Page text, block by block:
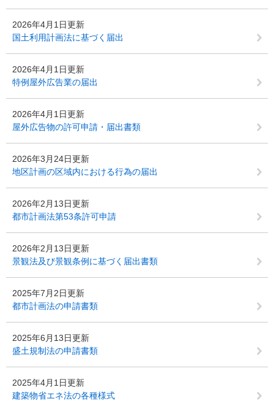
2026年4月1日更新
国土利用計画法に基づく届出
2026年4月1日更新
特例屋外広告業の届出
2026年4月1日更新
屋外広告物の許可申請・届出書類
2026年3月24日更新
地区計画の区域内における行為の届出
2026年2月13日更新
都市計画法第53条許可申請
2026年2月13日更新
景観法及び景観条例に基づく届出書類
2025年7月2日更新
都市計画法の申請書類
2025年6月13日更新
盛土規制法の申請書類
2025年4月1日更新
建築物省エネ法の各種様式